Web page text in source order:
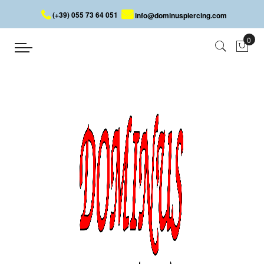
(+39) 055 73 64 051 info@dominuspiercing.com
CONCH
PIERCING OREILLE CONCH
Situé juste à l’extérieur de l’ouverture de l’oreille se trouve le
piercing Conch. Nous avons toujours proposé une grande
variété de piercings avec des matériaux et des designs de